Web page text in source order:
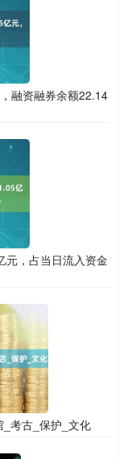
融资融券余额22.14
元，占当日流入资金
考古_保护_文化